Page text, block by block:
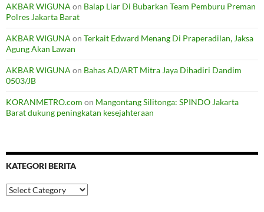
AKBAR WIGUNA on Balap Liar Di Bubarkan Team Pemburu Preman
Polres Jakarta Barat
AKBAR WIGUNA on Terkait Edward Menang Di Praperadilan, Jaksa
Agung Akan Lawan
AKBAR WIGUNA on Bahas AD/ART Mitra Jaya Dihadiri Dandim
0503/JB
KORANMETRO.com on Mangontang Silitonga: SPINDO Jakarta
Barat dukung peningkatan kesejahteraan
KATEGORI BERITA
Kategori
Berita